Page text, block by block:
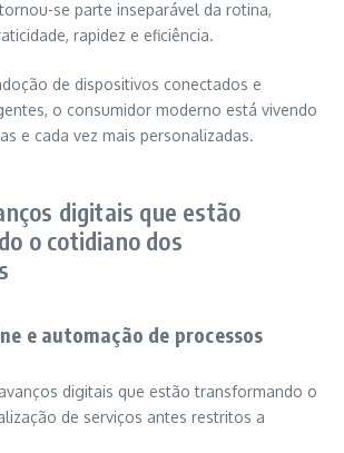
se parte inseparável da rotina,
rapidez e eficiência.
de dispositivos conectados e
o consumidor moderno está vivendo
e cada vez mais personalizadas.
digitais que estão
o cotidiano dos
e automação de processos
digitais que estão transformando o
de serviços antes restritos a